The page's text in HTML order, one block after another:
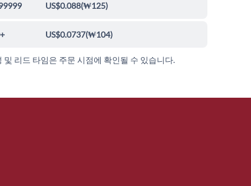
US$0.088(₩125)
US$0.0737(₩104)
및 리드 타임은 주문 시점에 확인될 수 있습니다.